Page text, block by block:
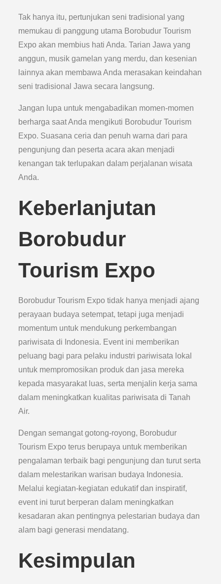
Tak hanya itu, pertunjukan seni tradisional yang
memukau di panggung utama Borobudur Tourism
Expo akan membius hati Anda. Tarian Jawa yang
anggun, musik gamelan yang merdu, dan kesenian
lainnya akan membawa Anda merasakan keindahan
seni tradisional Jawa secara langsung.
Jangan lupa untuk mengabadikan momen-momen
berharga saat Anda mengikuti Borobudur Tourism
Expo. Suasana ceria dan penuh warna dari para
pengunjung dan peserta acara akan menjadi
kenangan tak terlupakan dalam perjalanan wisata
Anda.
Keberlanjutan
Borobudur
Tourism Expo
Borobudur Tourism Expo tidak hanya menjadi ajang
perayaan budaya setempat, tetapi juga menjadi
momentum untuk mendukung perkembangan
pariwisata di Indonesia. Event ini memberikan
peluang bagi para pelaku industri pariwisata lokal
untuk mempromosikan produk dan jasa mereka
kepada masyarakat luas, serta menjalin kerja sama
dalam meningkatkan kualitas pariwisata di Tanah
Air.
Dengan semangat gotong-royong, Borobudur
Tourism Expo terus berupaya untuk memberikan
pengalaman terbaik bagi pengunjung dan turut serta
dalam melestarikan warisan budaya Indonesia.
Melalui kegiatan-kegiatan edukatif dan inspiratif,
event ini turut berperan dalam meningkatkan
kesadaran akan pentingnya pelestarian budaya dan
alam bagi generasi mendatang.
Kesimpulan